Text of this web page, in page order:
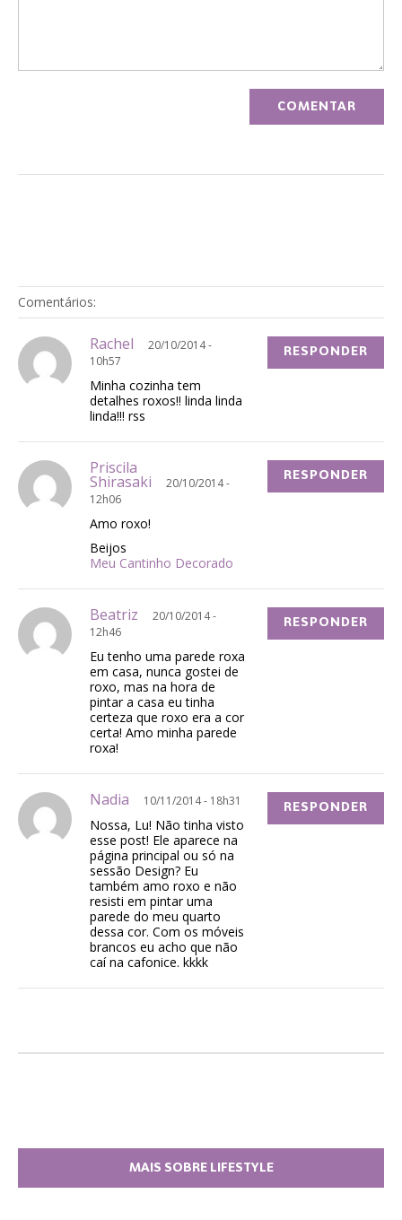
Comentários:
Rachel
20/10/2014 -
10h57
Minha cozinha tem
detalhes roxos!! linda linda
linda!!! rss
RESPONDER
Priscila
Shirasaki
20/10/2014 -
12h06
Amo roxo!
Beijos
Meu Cantinho Decorado
RESPONDER
Beatriz
20/10/2014 -
12h46
Eu tenho uma parede roxa
em casa, nunca gostei de
roxo, mas na hora de
pintar a casa eu tinha
certeza que roxo era a cor
certa! Amo minha parede
roxa!
RESPONDER
Nadia 10/11/2014 - 18h31
Nossa, Lu! Não tinha visto
esse post! Ele aparece na
página principal ou só na
sessão Design? Eu
também amo roxo e não
resisti em pintar uma
parede do meu quarto
dessa cor. Com os móveis
brancos eu acho que não
caí na cafonice. kkkk
RESPONDER
MAIS SOBRE LIFESTYLE